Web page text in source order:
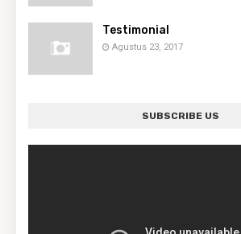
Testimonial
Agustus 23, 2017
SUBSCRIBE US